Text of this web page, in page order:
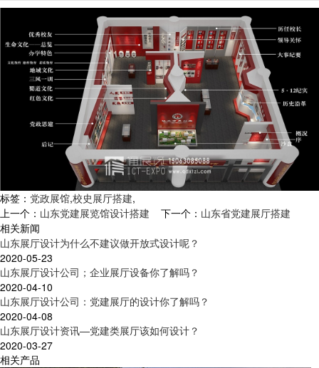
标签： 党政展馆,校史展厅搭建,
上一个： 山东党建展览馆设计搭建 下一个： 山东省党建展厅搭建
相关新闻
山东展厅设计为什么不建议做开放式设计呢？
2020-05-23
山东展厅设计公司；企业展厅设备你了解吗？
2020-04-10
山东展厅设计公司：党建展厅的设计你了解吗？
2020-04-08
山东展厅设计资讯—党建类展厅该如何设计？
2020-03-27
相关产品